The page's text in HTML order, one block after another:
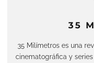
35
35 Milímetros es una
cinematográfica y